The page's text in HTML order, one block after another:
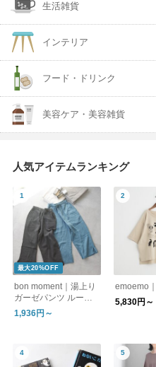
生活雑貨
インテリア
フード・ドリンク
美容ケア・美容雑貨
人気アイテムランキング
最大20%OFF
bon moment｜湯上り
ガーゼパンツ ルーム
パンツ
1,936円～
emoemo
5,830円～